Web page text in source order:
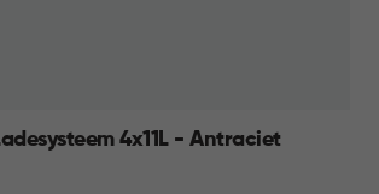
4x11L - Antraciet